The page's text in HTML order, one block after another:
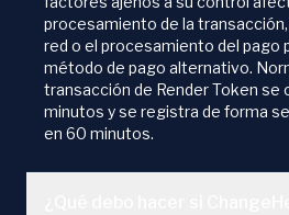
procesamiento de la
red o el procesamiento del pago
método de pago alternativo.
transacción de Render Token se
minutos y se registra de forma
en 60 minutos.